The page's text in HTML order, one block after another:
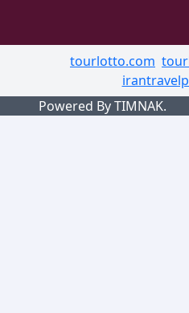
tourlotto.com
Powered By TIMNAK.